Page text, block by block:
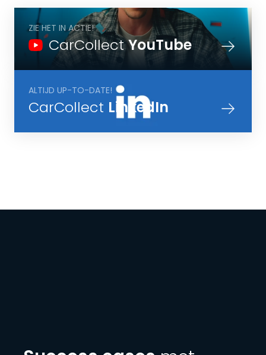
ZIE HET IN ACTIE!
CarCollectYouTube
ALTIJD UP-TO-DATE!
CarCollect LinkedIn